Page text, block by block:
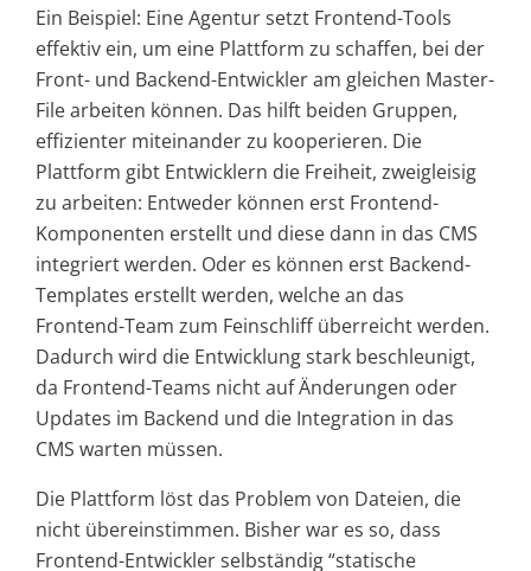
Ein Beispiel: Eine Agentur setzt Frontend-Tools
effektiv ein, um eine Plattform zu schaffen, bei der
Front- und Backend-Entwickler am gleichen Master-
File arbeiten können. Das hilft beiden Gruppen,
effizienter miteinander zu kooperieren. Die
Plattform gibt Entwicklern die Freiheit, zweigleisig
zu arbeiten: Entweder können erst Frontend-
Komponenten erstellt und diese dann in das CMS
integriert werden. Oder es können erst Backend-
Templates erstellt werden, welche an das
Frontend-Team zum Feinschliff überreicht werden.
Dadurch wird die Entwicklung stark beschleunigt,
da Frontend-Teams nicht auf Änderungen oder
Updates im Backend und die Integration in das
CMS warten müssen.
Die Plattform löst das Problem von Dateien, die
nicht übereinstimmen. Bisher war es so, dass
Frontend-Entwickler selbständig “statische